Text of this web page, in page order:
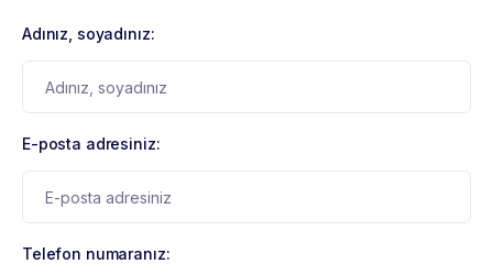
Adınız, soyadınız:
E-posta adresiniz:
Telefon numaranız: